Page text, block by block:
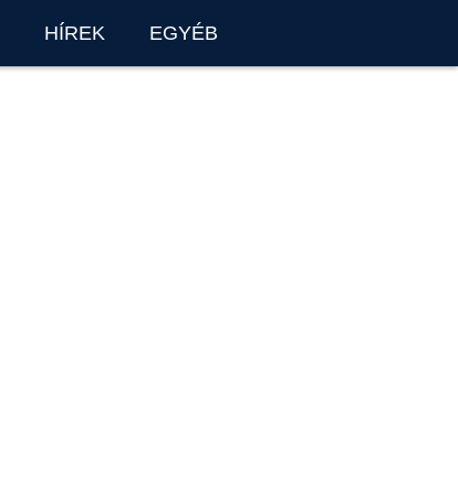
HÍREK EGYÉB